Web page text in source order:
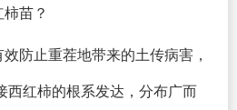
苗？
防止重茬地带来的土传病害，
西红柿的根系发达，分布广而